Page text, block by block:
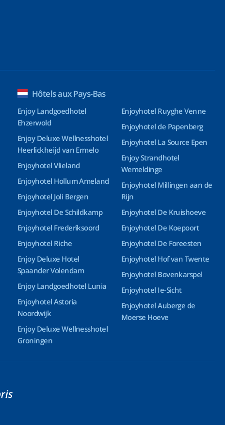
Hôtels aux Pays-Bas
Enjoy Landgoedhotel
Ehzerwold
Enjoy Deluxe Wellnesshotel
Heerlickheijd van Ermelo
Enjoyhotel Vlieland
Enjoyhotel Hollum Ameland
Enjoyhotel Joli Bergen
Enjoyhotel De Schildkamp
Enjoyhotel Frederiksoord
Enjoyhotel Riche
Enjoy Deluxe Hotel
Spaander Volendam
Enjoy Landgoedhotel Lunia
Enjoyhotel Astoria
Noordwijk
Enjoy Deluxe Wellnesshotel
Groningen
Enjoyhotel Ruyghe Venne
Enjoyhotel de Papenberg
Enjoyhotel La Source Epen
Enjoy Strandhotel
Wemeldinge
Enjoyhotel Millingen aan de
Rijn
Enjoyhotel De Kruishoeve
Enjoyhotel De Koepoort
Enjoyhotel De Foreesten
Enjoyhotel Hof van Twente
Enjoyhotel Bovenkarspel
Enjoyhotel Ie-Sicht
Enjoyhotel Auberge de
Moerse Hoeve